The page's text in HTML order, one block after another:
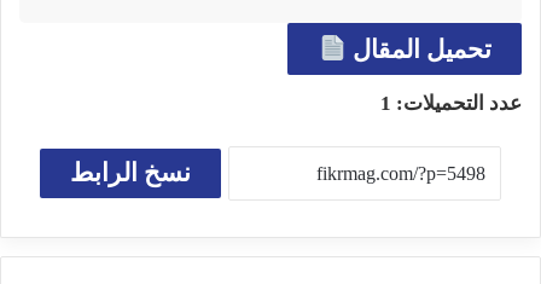
تحميل المقال
عدد التحميلات: 1
نسخ الرابط